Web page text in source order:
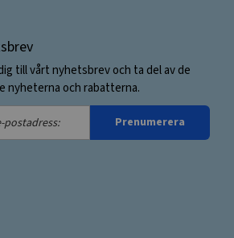
till vårt nyhetsbrev och ta del av de
nyheterna och rabatterna.
Prenumerera